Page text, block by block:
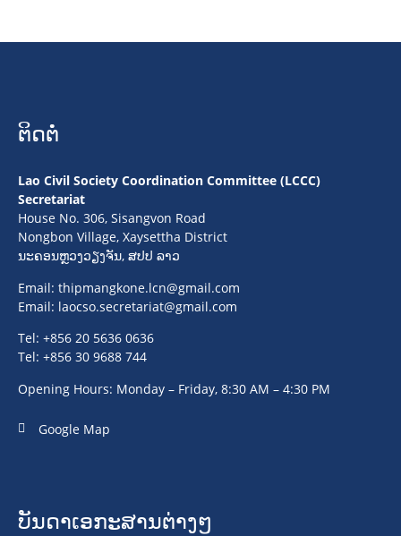
ຕິດຕໍ່
Lao Civil Society Coordination Committee (LCCC)
Secretariat
House No. 306, Sisangvon Road
Nongbon Village, Xaysettha District
ນະຄອນຫຼວງວຽງຈັນ, ສປປ ລາວ
Email: thipmangkone.lcn@gmail.com
Email: laocso.secretariat@gmail.com
Tel: +856 20 5636 0636
Tel: +856 30 9688 744
Opening Hours: Monday – Friday, 8:30 AM – 4:30 PM
Google Map
ບັນດາເອກະສານຕ່າງໆ